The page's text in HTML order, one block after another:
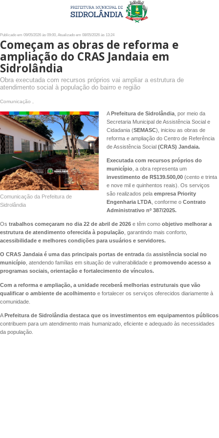
Publicado em 09/05/2026 às 09:00, Atualizado em 08/05/2026 às 13:24
Começam as obras de reforma e
ampliação do CRAS Jandaia em
Sidrolândia
Obra executada com recursos próprios vai ampliar a estrutura de
atendimento social à população do bairro e região
Comunicação ,
Comunicação da Prefeitura de
Sidrolândia
APrefeitura de Sidrolândia, por meio da
Secretaria Municipal de Assistência Social e
Cidadania (SEMASC), iniciou as obras de
reforma e ampliação do Centro de Referência
de Assistência Social (CRAS) Jandaia.
Executada com recursos próprios do
município, a obra representa um
investimento de R$139.500,00(cento e trinta
e nove mil e quinhentos reais). Os serviços
são realizados pela empresa Priority
Engenharia LTDA , conforme o Contrato
Administrativo nº 387/2025.
Os trabalhos começaram no dia 22 de abril de 2026 e têm como objetivo melhorar a
estrutura de atendimento oferecida à população , garantindo mais conforto,
acessibilidade e melhores condições para usuários e servidores.
O CRAS Jandaia é uma das principais portas de entrada da assistência social no
município , atendendo famílias em situação de vulnerabilidade e promovendo acesso a
programas sociais, orientação e fortalecimento de vínculos.
Com a reforma e ampliação, a unidade receberá melhorias estruturais que vão
qualificar o ambiente de acolhimento e fortalecer os serviços oferecidos diariamente à
comunidade.
APrefeitura de Sidrolândia destaca que os investimentos em equipamentos públicos
contribuem para um atendimento mais humanizado, eficiente e adequado às necessidades
da população.